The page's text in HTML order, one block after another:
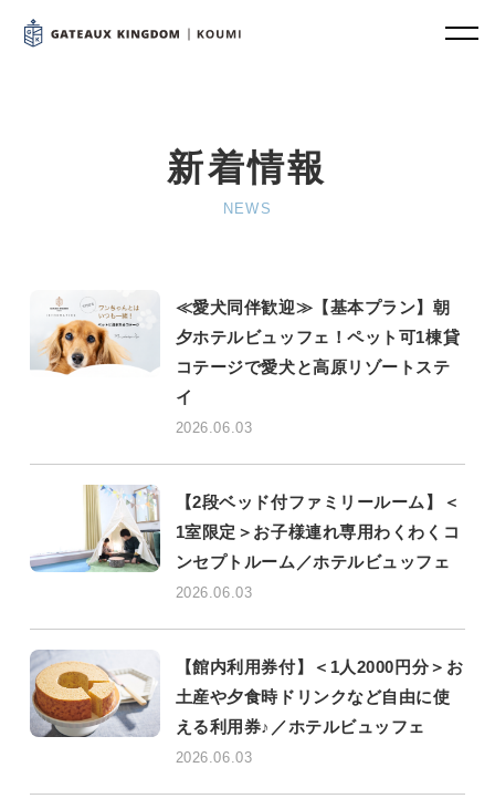
新着情報
NEWS
≪愛犬同伴歓迎≫【基本プラン】朝
夕ホテルビュッフェ！ペット可1棟貸
コテージで愛犬と高原リゾートステ
イ
2026.06.03
【2段ベッド付ファミリールーム】＜
1室限定＞お子様連れ専用わくわくコ
ンセプトルーム／ホテルビュッフェ
2026.06.03
【館内利用券付】＜1人2000円分＞お
土産や夕食時ドリンクなど自由に使
える利用券♪／ホテルビュッフェ
2026.06.03